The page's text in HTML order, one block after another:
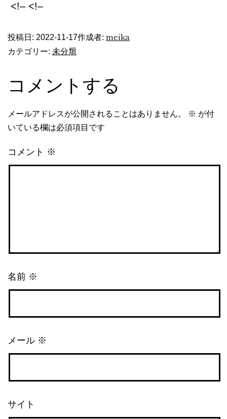
<!– <!–
投稿日: 2022-11-17作成者: meika
カテゴリー: 未分類
コメントする
メールアドレスが公開されることはありません。 ※ が付
いている欄は必須項目です
コメント ※
名前 ※
メール ※
サイト